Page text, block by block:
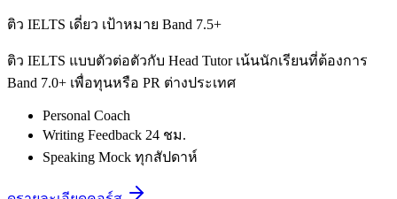
ติว IELTS เดี่ยว เป้าหมาย Band 7.5+
ติว IELTS แบบตัวต่อตัวกับ Head Tutor เน้นนักเรียนที่ต้องการ
Band 7.0+ เพื่อทุนหรือ PR ต่างประเทศ
Personal Coach
Writing Feedback 24 ชม.
Speaking Mock ทุกสัปดาห์